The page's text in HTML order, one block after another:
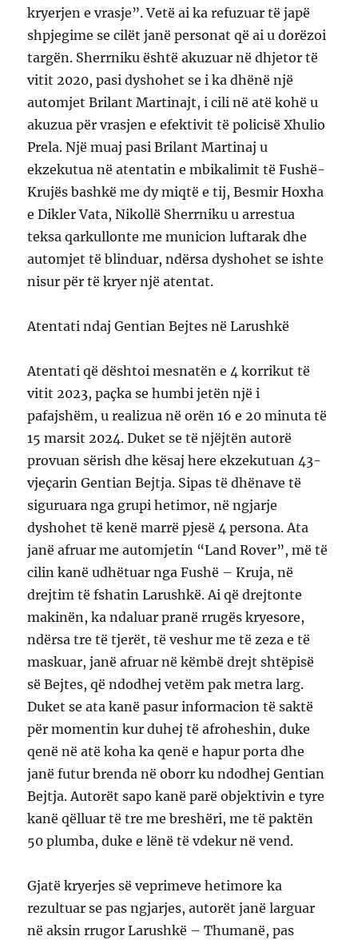
kryerjen e vrasje”. Vetë ai ka refuzuar të japë
shpjegime se cilët janë personat që ai u dorëzoi
targën. Sherrniku është akuzuar në dhjetor të
vitit 2020, pasi dyshohet se i ka dhënë një
automjet Brilant Martinajt, i cili në atë kohë u
akuzua për vrasjen e efektivit të policisë Xhulio
Prela. Një muaj pasi Brilant Martinaj u
ekzekutua në atentatin e mbikalimit të Fushë-
Krujës bashkë me dy miqtë e tij, Besmir Hoxha
e Dikler Vata, Nikollë Sherrniku u arrestua
teksa qarkullonte me municion luftarak dhe
automjet të blinduar, ndërsa dyshohet se ishte
nisur për të kryer një atentat.
Atentati ndaj Gentian Bejtes në Larushkë
Atentati që dështoi mesnatën e 4 korrikut të
vitit 2023, paçka se humbi jetën një i
pafajshëm, u realizua në orën 16 e 20 minuta të
15 marsit 2024. Duket se të njëjtën autorë
provuan sërish dhe kësaj here ekzekutuan 43-
vjeçarin Gentian Bejtja. Sipas të dhënave të
siguruara nga grupi hetimor, në ngjarje
dyshohet të kenë marrë pjesë 4 persona. Ata
janë afruar me automjetin “Land Rover”, më të
cilin kanë udhëtuar nga Fushë – Kruja, në
drejtim të fshatin Larushkë. Ai që drejtonte
makinën, ka ndaluar pranë rrugës kryesore,
ndërsa tre të tjerët, të veshur me të zeza e të
maskuar, janë afruar në këmbë drejt shtëpisë
së Bejtes, që ndodhej vetëm pak metra larg.
Duket se ata kanë pasur informacion të saktë
për momentin kur duhej të afroheshin, duke
qenë në atë koha ka qenë e hapur porta dhe
janë futur brenda në oborr ku ndodhej Gentian
Bejtja. Autorët sapo kanë parë objektivin e tyre
kanë qëlluar të tre me breshëri, me të paktën
50 plumba, duke e lënë të vdekur në vend.
Gjatë kryerjes së veprimeve hetimore ka
rezultuar se pas ngjarjes, autorët janë larguar
në aksin rrugor Larushkë – Thumanë, pas